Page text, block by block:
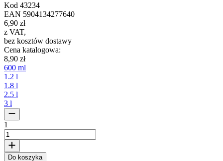
Kod 43234
EAN 5904134277640
6,90 zł
z VAT,
bez kosztów dostawy
Cena katalogowa:
8,90 zł
600 ml
1.2 l
1.8 l
2.5 l
3 l
1
Do koszyka